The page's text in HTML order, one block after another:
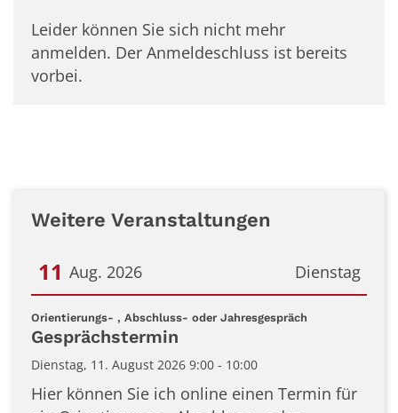
Leider können Sie sich nicht mehr
anmelden. Der Anmeldeschluss ist bereits
vorbei.
Weitere Veranstaltungen
Dienstag
11 Aug. 2026
Datum: 11. August 2026
Orientierungs- , Abschluss- oder Jahresgespräch
Gesprächstermin
Dienstag, 11. August 2026 9:00 - 10:00
Hier können Sie ich online einen Termin für